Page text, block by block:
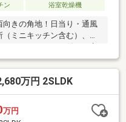
ン 浴室乾燥機
きの角地！日当り・通風
ミニキッチン含む）、シ
ー発電システム・家庭用
５年８月建築！築後未入居
約６７．１５坪！駐車２
～≫◆小学校…英彰小学校
で徒歩１５分◆スーパー…
スギ薬局堺旭ケ丘店まで
万円 2SLDK
万円